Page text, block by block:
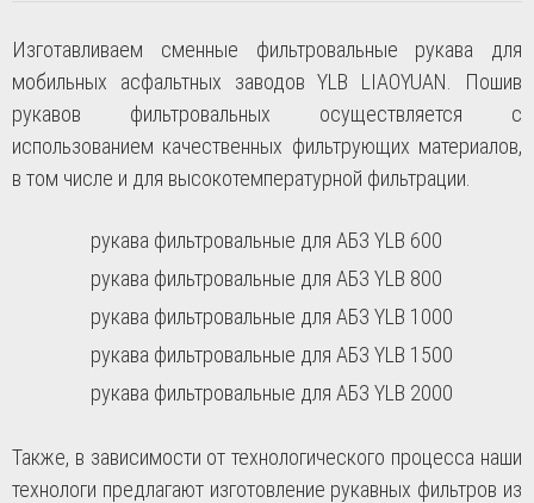
Изготавливаем сменные фильтровальные рукава для
мобильных асфальтных заводов YLB LIAOYUAN. Пошив
рукавов фильтровальных осуществляется с
использованием качественных фильтрующих материалов,
в том числе и для высокотемпературной фильтрации.
рукава фильтровальные для АБЗ YLB 600
рукава фильтровальные для АБЗ YLB 800
рукава фильтровальные для АБЗ YLB 1000
рукава фильтровальные для АБЗ YLB 1500
рукава фильтровальные для АБЗ YLB 2000
Также, в зависимости от технологического процесса наши
технологи предлагают изготовление рукавных фильтров из